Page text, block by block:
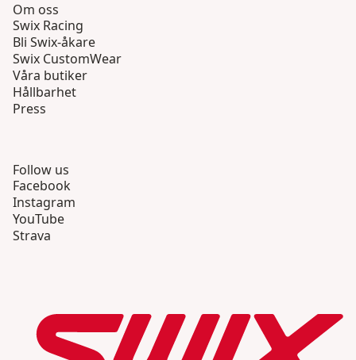
Om oss
Swix Racing
Bli Swix-åkare
Swix CustomWear
Våra butiker
Hållbarhet
Press
Follow us
Facebook
Instagram
YouTube
Strava